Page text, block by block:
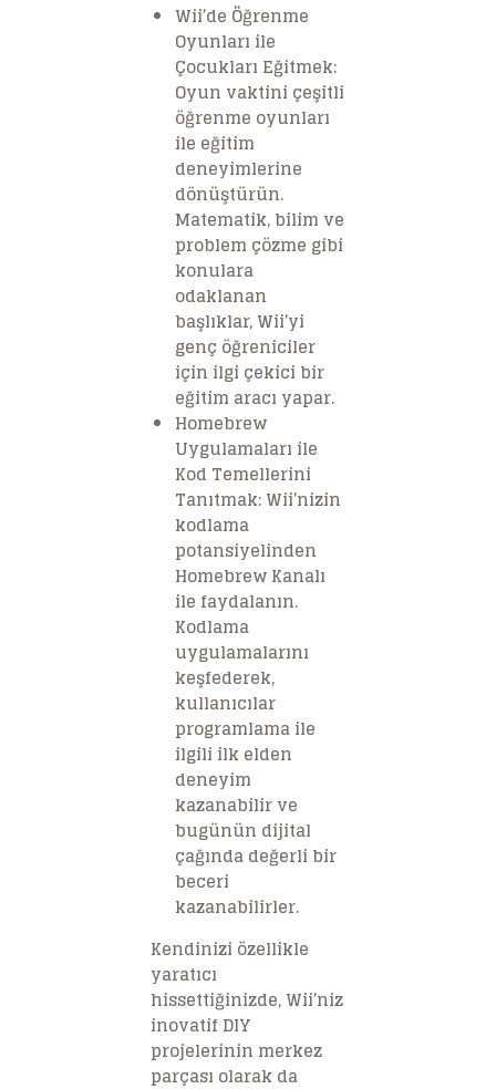
Wii’de Öğrenme
Oyunları ile
Çocukları Eğitmek:
Oyun vaktini çeşitli
öğrenme oyunları
ile eğitim
deneyimlerine
dönüştürün.
Matematik, bilim ve
problem çözme gibi
konulara
odaklanan
başlıklar, Wii’yi
genç öğreniciler
için ilgi çekici bir
eğitim aracı yapar.
Homebrew
Uygulamaları ile
Kod Temellerini
Tanıtmak: Wii’nizin
kodlama
potansiyelinden
Homebrew Kanalı
ile faydalanın.
Kodlama
uygulamalarını
keşfederek,
kullanıcılar
programlama ile
ilgili ilk elden
deneyim
kazanabilir ve
bugünün dijital
çağında değerli bir
beceri
kazanabilirler.
Kendinizi özellikle
yaratıcı
hissettiğinizde, Wii’niz
inovatif DIY
projelerinin merkez
parçası olarak da